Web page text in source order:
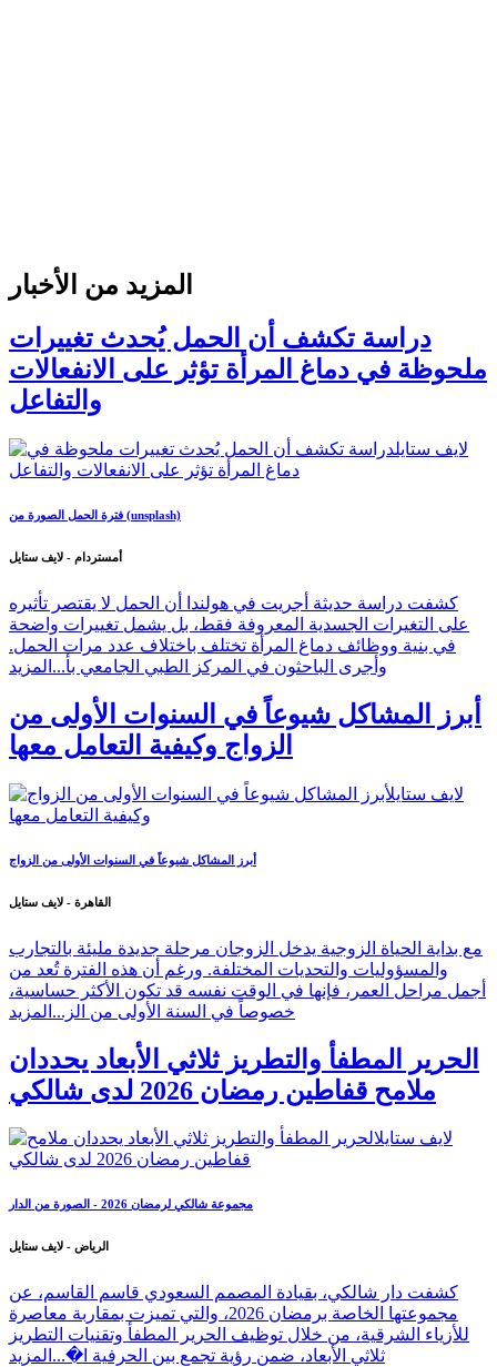
المزيد من الأخبار
دراسة تكشف أن الحمل يُحدث تغييرات
ملحوظة في دماغ المرأة تؤثر على الانفعالات
والتفاعل
فترة الحمل الصورة من (unsplash)
أمستردام - لايف ستايل
كشفت دراسة حديثة أجريت في هولندا أن الحمل لا يقتصر تأثيره
على التغيرات الجسدية المعروفة فقط، بل يشمل تغييرات واضحة
في بنية ووظائف دماغ المرأة تختلف باختلاف عدد مرات الحمل.
وأجرى الباحثون في المركز الطبي الجامعي بأ... المزيد
أبرز المشاكل شيوعاً في السنوات الأولى من
الزواج وكيفية التعامل معها
أبرز المشاكل شيوعاً في السنوات الأولى من الزواج
القاهرة - لايف ستايل
مع بداية الحياة الزوجية يدخل الزوجان مرحلة جديدة مليئة بالتجارب
والمسؤوليات والتحديات المختلفة. ورغم أن هذه الفترة تُعد من
أجمل مراحل العمر، فإنها في الوقت نفسه قد تكون الأكثر حساسية،
خصوصاً في السنة الأولى من الز... المزيد
الحرير المطفأ والتطريز ثلاثي الأبعاد يحددان
ملامح قفاطين رمضان 2026 لدى شالكي
مجموعة شالكي لرمضان 2026 - الصورة من الدار
الرياض - لايف ستايل
كشفت دار شالكي، بقيادة المصمم السعودي قاسم القاسم، عن
مجموعتها الخاصة برمضان 2026، والتي تميزت بمقاربة معاصرة
للأزياء الشرقية، من خلال توظيف الحرير المطفأ وتقنيات التطريز
ثلاثي الأبعاد، ضمن رؤية تجمع بين الحرفية ا�... المزيد